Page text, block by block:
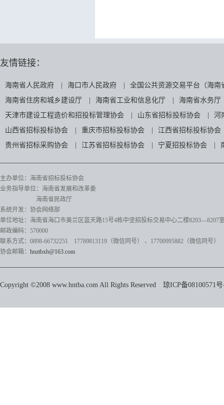
友情链接：
海南省人民政府 海口市人民政府
全国公共资源交易平台（海南
海南省住房和城乡建设厅
海南省工业和信息化厅
海南省水务厅
天津市建设工程造价和招投标管理协会
山东省招标投标协会
河
山西省招标投标协会
重庆市招标投标协会
江西省招标投标协会
贵州省招标采购协会
江苏省招标投标协会 宁夏招投标协会
主办单位：海南省招标投标协会
业务指导单位：海南省发展和改革委
海南省民政厅
系统开发：协会网络部
单位地址：海南省海口市美兰区蓝天路15号4栋中坚招投标交易中心二楼8203—8207
邮政编码：570000
联系方式：0898-66732251 17789813119（微信同号）
、17700995882 （微信同号）
协会邮箱： hnztbxh@163.com
Copyright ©2008 www.hntba.com All Rights Reserved 琼ICP备08100571